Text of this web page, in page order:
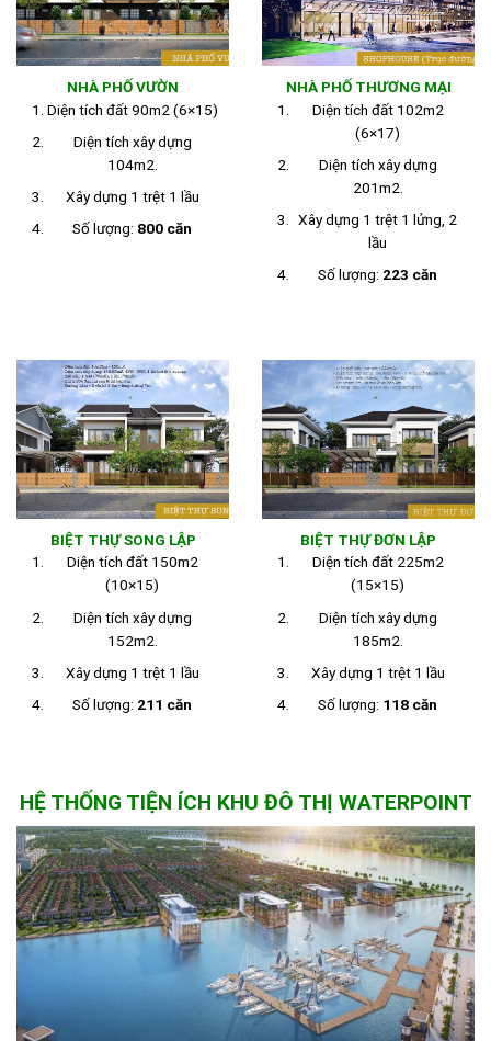
NHÀ PHỐ VƯỜN
Diện tích đất 90m2 (6×15)
Diện tích xây dựng
104m2.
Xây dựng 1 trệt 1 lầu
Số lượng: 800 căn
NHÀ PHỐ THƯƠNG MẠI
Diện tích đất 102m2
(6×17)
Diện tích xây dựng
201m2.
Xây dựng 1 trệt 1 lửng, 2
lầu
Số lượng: 223 căn
BIỆT THỰ SONG LẬP
Diện tích đất 150m2
(10×15)
Diện tích xây dựng
152m2.
Xây dựng 1 trệt 1 lầu
Số lượng: 211 căn
BIỆT THỰ ĐƠN LẬP
Diện tích đất 225m2
(15×15)
Diện tích xây dựng
185m2.
Xây dựng 1 trệt 1 lầu
Số lượng: 118 căn
HỆ THỐNG TIỆN ÍCH KHU ĐÔ THỊ WATERPOINT